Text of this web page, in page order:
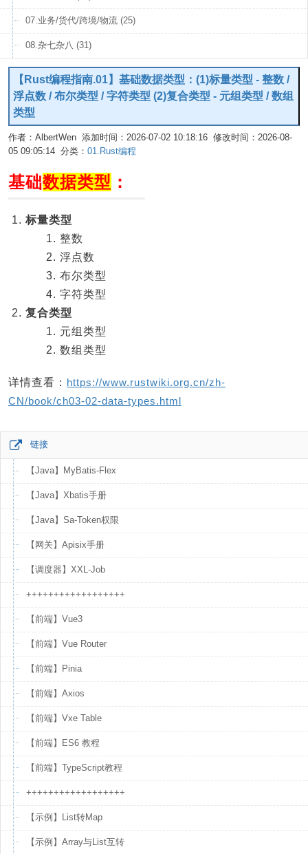
07.业务/货代/跨境/物流 (25)
08.杂七杂八 (31)
【Rust编程指南.01】基础数据类型：(1)标量类型 - 整数 /
浮点数 / 布尔类型 / 字符类型 (2)复合类型 - 元组类型 / 数组
类型
作者：AlbertWen 添加时间：2026-07-02 10:18:16 修改时间：2026-08-
05 09:05:14 分类： 01.Rust编程
基础数据类型 ：
标量类型
整数
浮点数
布尔类型
字符类型
复合类型
元组类型
数组类型
详情查看： https://www.rustwiki.org.cn/zh-
CN/book/ch03-02-data-types.html
链接
【Java】MyBatis-Flex
【Java】Xbatis手册
【Java】Sa-Token权限
【网关】Apisix手册
【调度器】XXL-Job
++++++++++++++++++
【前端】Vue3
【前端】Vue Router
【前端】Pinia
【前端】Axios
【前端】Vxe Table
【前端】ES6 教程
【前端】TypeScript教程
++++++++++++++++++
【示例】List转Map
【示例】Array与List互转